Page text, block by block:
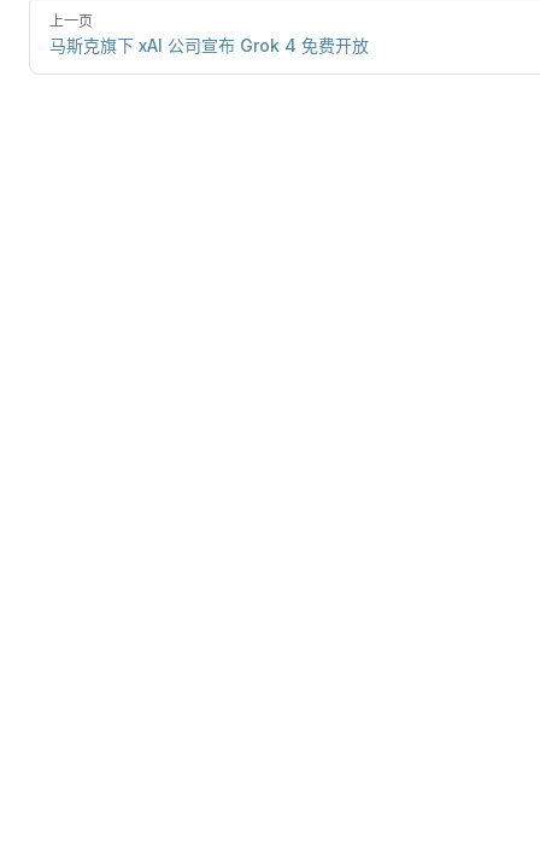
上一页
马斯克旗下 xAI 公司宣布 Grok 4 免费开放